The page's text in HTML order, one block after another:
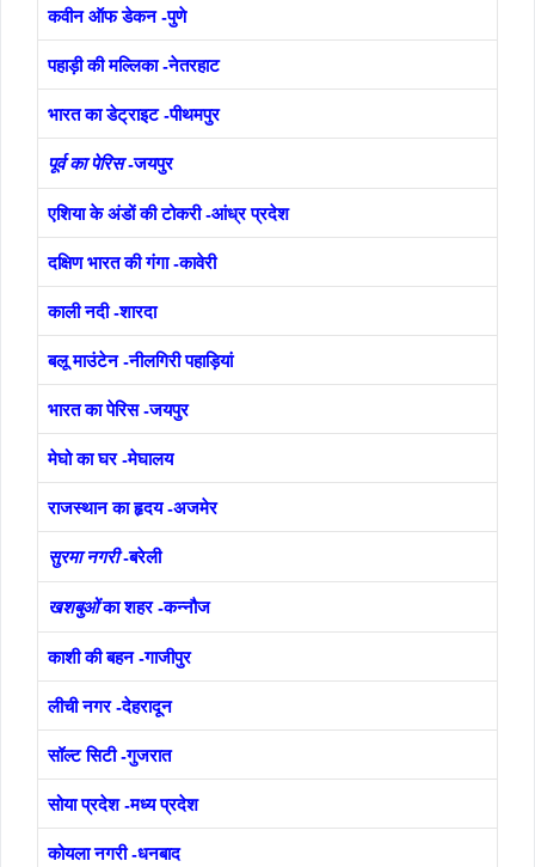
कवीन ऑफ डेकन -पुणे
पहाड़ी की मल्लिका -नेतरहाट
भारत का डेट्राइट -पीथमपुर
पूर्व का पेरिस-जयपुर
एशिया के अंडों की टोकरी -आंध्र प्रदेश
दक्षिण भारत की गंगा -कावेरी
काली नदी -शारदा
बलू माउंटेन -नीलगिरी पहाड़ियां
भारत का पेरिस -जयपुर
मेघोका घर -मेघालय
राजस्थान का हृदय -अजमेर
सुरमा नगरी-बरेली
खशबुओंका शहर -कन्नौज
काशी की बहन -गाजीपुर
लीची नगर -देहरादून
सॉल्ट सिटी -गुजरात
सोया प्रदेश -मध्य प्रदेश
कोयला नगरी -धनबाद